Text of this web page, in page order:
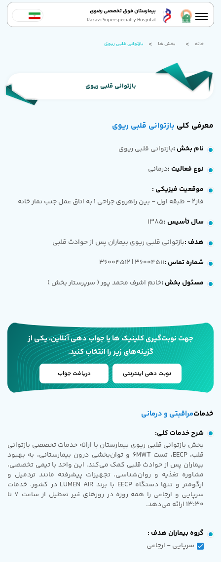
بیمارستان فوق تخصصی رضوی
Razavi Superspecialty Hospital
خانه بخش ها بازتوانی قلبی ریوی
بازتوانی قلبی ریوی
معرفی کلی بازتوانی قلبی ریوی
نام بخش :بازتوانی قلبی ریوی
نوع فعالیت :درمانی
موقعیت فیزیکی :
فاز2 - طبقه اول - بین راهروی جراحی 1 به اتاق عمل جنب نماز خانه
سال تأسیس :
1385
هدف :بازتوانی قلبی ریوی بیماران پس از حوادث قلبی
شماره تماس :
36004511 | 36004512
مسئول بخش :خانم اشرف محمد پور ( سرپرستار بخش )
جهت نوبت‌گیری کلینیک ها یا جواب دهی آنلاین، یکی از
گزینه‌های زیر را انتخاب کنید.
نوبت دهی اینترنتی دریافت جواب
خدماتمراقبتی و درمانی
شرح خدمات کلی:
بخش بازتوانی قلبی ریوی بیمارستان با ارائه خدمات تخصصی بازتوانی
قلب، EECP، تست 6MWT و توان‌بخشی درون‌ بیمارستانی، به بهبود
بیماران پس از حوادث قلبی کمک می‌کند. این واحد با تیمی تخصصی،
مشاوره تغذیه و روان‌شناسی، تجهیزات پیشرفته مانند تردمیل و
ارگومتر و تنها دستگاه EECP با برند LUMEN AIR در کشور، خدمات
سرپایی و ارجاعی را همه‌ روزه در روزهای غیر تعطیل از ساعت 7 تا
13:30 ارائه می‌دهد.
گروه بیماران هدف :
سرپایی - ارجاعی